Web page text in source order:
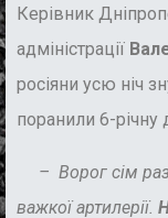
Керівник
адміністрації
росіяни усю ніч
поранили 6-річну
– Ворог сім
важкої артилерії.